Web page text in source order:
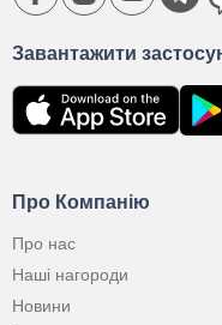
Про Компанію
Про нас
Наші нагороди
Новини
Завантажити